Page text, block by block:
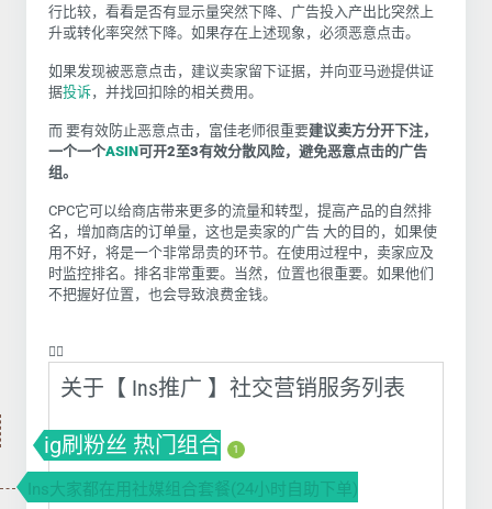
行比较，看看是否有显示量突然下降、广告投入产出比突然上
升或转化率突然下降。如果存在上述现象，必须恶意点击。
如果发现被恶意点击，建议卖家留下证据，并向亚马逊提供证
据投诉，并找回扣除的相关费用。
而 要有效防止恶意点击，富佳老师很重要建议卖方分开下注，
一个一个ASIN可开2至3有效分散风险，避免恶意点击的广告
组。
CPC它可以给商店带来更多的流量和转型，提高产品的自然排
名，增加商店的订单量，这也是卖家的广告 大的目的 ，如果使
用不好，将是一个非常昂贵的环节。在使用过程中，卖家应及
时监控排名。排名非常重要。当然，位置也很重要。如果他们
不把握好位置，也会导致浪费金钱。
❤️‍🔥
关于【 Ins推广 】社交营销服务列表
ig刷粉丝 热门组合 1
Ins大家都在用社媒组合套餐(24小时自助下单)